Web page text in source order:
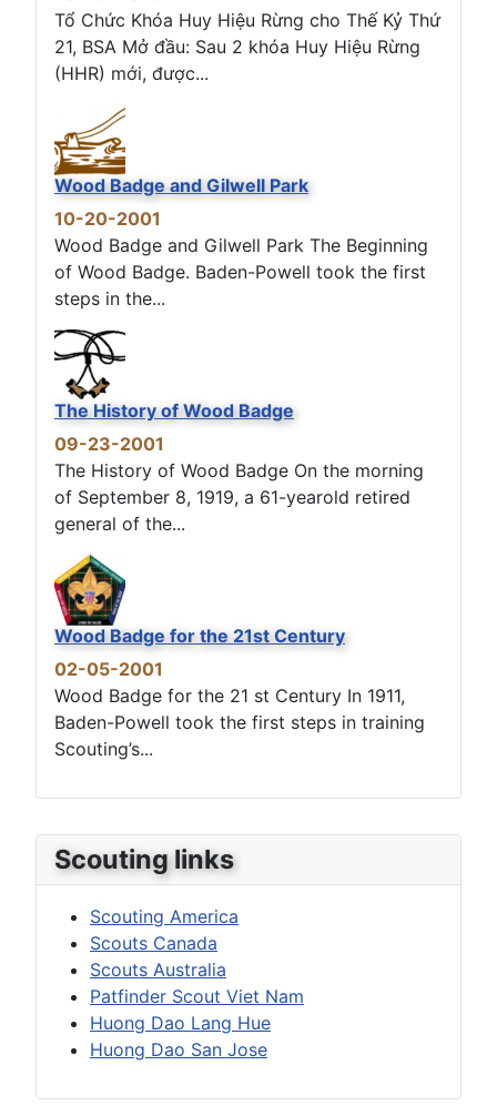
Scouting links
Scouting America
Scouts Canada
Scouts Australia
Patfinder Scout Viet Nam
Huong Dao Lang Hue
Huong Dao San Jose
Tổ Chức Khóa Huy Hiệu Rừng cho Thế Kỷ Thứ
21, BSA Mở đầu: Sau 2 khóa Huy Hiệu Rừng
(HHR) mới, được...
Wood Badge and Gilwell Park
10-20-2001
Wood Badge and Gilwell Park The Beginning
of Wood Badge. Baden-Powell took the first
steps in the...
The History of Wood Badge
09-23-2001
The History of Wood Badge On the morning
of September 8, 1919, a 61-yearold retired
general of the...
Wood Badge for the 21st Century
02-05-2001
Wood Badge for the 21 st Century In 1911,
Baden-Powell took the first steps in training
Scouting’s...